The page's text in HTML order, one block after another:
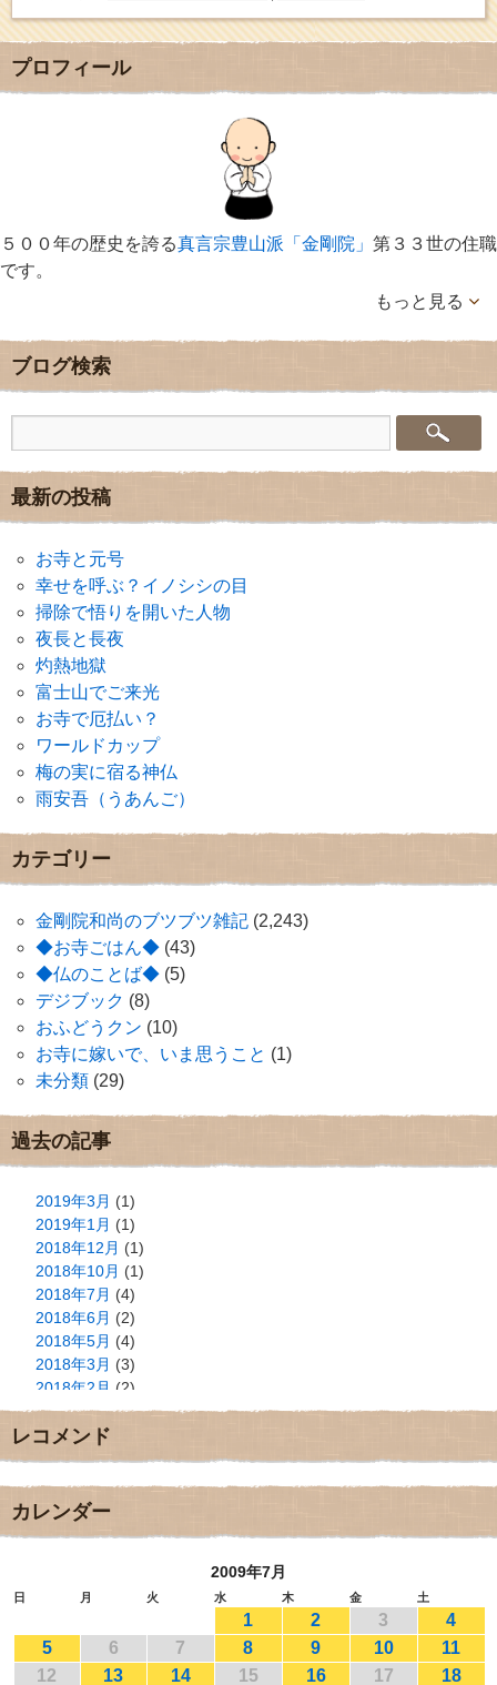
プロフィール
５００年の歴史を誇る真言宗豊山派「金剛院」 第３３世の住職
です。
もっと見る
ブログ検索
最新の投稿
お寺と元号
幸せを呼ぶ？イノシシの目
掃除で悟りを開いた人物
夜長と長夜
灼熱地獄
富士山でご来光
お寺で厄払い？
ワールドカップ
梅の実に宿る神仏
雨安吾（うあんご）
カテゴリー
金剛院和尚のブツブツ雑記 (2,243)
◆お寺ごはん◆ (43)
◆仏のことば◆ (5)
デジブック (8)
おふどうクン (10)
お寺に嫁いで、いま思うこと (1)
未分類 (29)
過去の記事
2019年3月 (1)
2019年1月 (1)
2018年12月 (1)
2018年10月 (1)
2018年7月 (4)
2018年6月 (2)
2018年5月 (4)
2018年3月 (3)
2018年2月 (2)
2018年1月(2)
2017年12月
2017年11月(3)
2017年9月
2017年8月
2017年5月
2017年3月(1)
2017年2月(1)
レコメンド
カレンダー
2009年7月
日 月 火 水 木 金 土
1 2 3
4
5
6 7 8 9 10
11
12
13 14 15 16 17 18